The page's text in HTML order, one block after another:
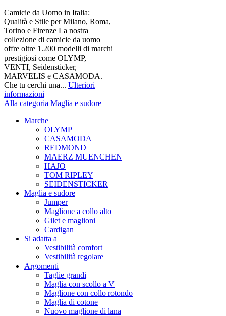
Camicie da Uomo in Italia:
Qualità e Stile per Milano, Roma,
Torino e Firenze La nostra
collezione di camicie da uomo
offre oltre 1.200 modelli di marchi
prestigiosi come OLYMP,
VENTI, Seidensticker,
MARVELIS e CASAMODA.
Che tu cerchi una... Ulteriori
informazioni
Alla categoria Maglia e sudore
Marche
OLYMP
CASAMODA
REDMOND
MAERZ MUENCHEN
HAJO
TOM RIPLEY
SEIDENSTICKER
Maglia e sudore
Jumper
Maglione a collo alto
Gilet e maglioni
Cardigan
Si adatta a
Vestibilità comfort
Vestibilità regolare
Argomenti
Taglie grandi
Maglia con scollo a V
Maglione con collo rotondo
Maglia di cotone
Nuovo maglione di lana